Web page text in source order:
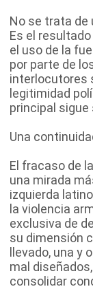
No se trata de
Es el
el uso de la
por parte de
interlocutores
legitimidad
principal sigue
Una
El fracaso de
una mirada
izquierda
la violencia
exclusiva de
su dimensión
llevado, una y
mal
consolidar